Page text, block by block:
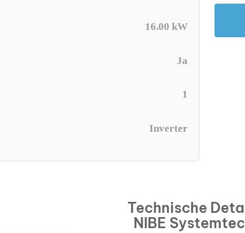
16.00 kW
Ja
1
Inverter
Technische
NIBE